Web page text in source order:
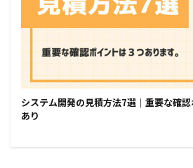
システム開発の見積方法7選｜重要な確
あり